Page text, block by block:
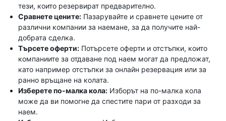
тези, които резервират предварително.
Сравнете цените: Пазарувайте и сравнете цените от
различни компании за наемане, за да получите най-
добрата сделка.
Търсете оферти: Потърсете оферти и отстъпки, които
компаниите за отдаване под наем могат да предложат,
като например отстъпки за онлайн резервация или за
ранно връщане на колата.
Изберете по-малка кола: Изборът на по-малка кола
може да ви помогне да спестите пари от разходи за
наем.